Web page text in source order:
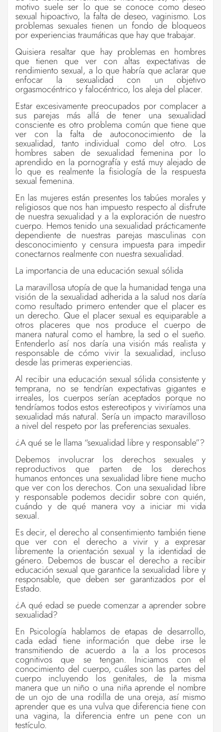
motivo suele ser lo que se conoce como deseo
sexual hipoactivo, la falta de deseo, vaginismo. Los
problemas sexuales tienen un fondo de bloqueos
por experiencias traumáticas que hay que trabajar.
Quisiera resaltar que hay problemas en hombres
que tienen que ver con altas expectativas de
rendimiento sexual, a lo que habría que aclarar que
enfocar la sexualidad con un objetivo
orgasmocéntrico y falocéntrico, los aleja del placer.
Estar excesivamente preocupados por complacer a
sus parejas más allá de tener una sexualidad
consciente es otro problema común que tiene que
ver con la falta de autoconocimiento de la
sexualidad, tanto individual como del otro. Los
hombres saben de sexualidad femenina por lo
aprendido en la pornografía y está muy alejado de
lo que es realmente la fisiología de la respuesta
sexual femenina.
En las mujeres están presentes los tabúes morales y
religiosos que nos han impuesto respecto al disfrute
de nuestra sexualidad y a la exploración de nuestro
cuerpo. Hemos tenido una sexualidad prácticamente
dependiente de nuestras parejas masculinas con
desconocimiento y censura impuesta para impedir
conectarnos realmente con nuestra sexualidad.
La importancia de una educación sexual sólida
La maravillosa utopía de que la humanidad tenga una
visión de la sexualidad adherida a la salud nos daría
como resultado primero entender que el placer es
un derecho. Que el placer sexual es equiparable a
otros placeres que nos produce el cuerpo de
manera natural como el hambre, la sed o el sueño.
Entenderlo así nos daría una visión más realista y
responsable de cómo vivir la sexualidad, incluso
desde las primeras experiencias.
Al recibir una educación sexual sólida consistente y
temprana, no se tendrían expectativas gigantes e
irreales, los cuerpos serían aceptados porque no
tendríamos todos estos estereotipos y viviríamos una
sexualidad más natural. Sería un impacto maravilloso
a nivel del respeto por las preferencias sexuales.
¿A qué se le llama “sexualidad libre y responsable”?
Debemos involucrar los derechos sexuales y
reproductivos que parten de los derechos
humanos entonces una sexualidad libre tiene mucho
que ver con los derechos. Con una sexualidad libre
y responsable podemos decidir sobre con quién,
cuándo y de qué manera voy a iniciar mi vida
sexual.
Es decir, el derecho al consentimiento también tiene
que ver con el derecho a vivir y a expresar
libremente la orientación sexual y la identidad de
género. Debemos de buscar el derecho a recibir
educación sexual que garantice la sexualidad libre y
responsable, que deben ser garantizados por el
Estado.
¿A qué edad se puede comenzar a aprender sobre
sexualidad?
En Psicología hablamos de etapas de desarrollo,
cada edad tiene información que debe irse le
transmitiendo de acuerdo a la a los procesos
cognitivos que se tengan. Iniciamos con el
conocimiento del cuerpo, cuáles son las partes del
cuerpo incluyendo los genitales, de la misma
manera que un niño o una niña aprende el nombre
de un ojo de una rodilla de una oreja, así mismo
aprender que es una vulva que diferencia tiene con
una vagina, la diferencia entre un pene con un
testículo.